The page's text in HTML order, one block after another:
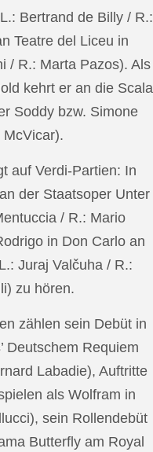
Bertrand de Billy / R.:
Teatre del Liceu in
/ R.: Marta Pazos). Als
kehrt er an die Scala
Soddy bzw. Simone
McVicar).
auf Verdi-Partien: In
der Staatsoper Unter
/ R.: Mario
in Don Carlo an
Juraj Valčuha / R.:
zu hören.
zählen sein Debüt in
Deutschem Requiem
Labadie), Auftritte
als Wolfram in
sein Rollendebüt
Butterfly am Royal